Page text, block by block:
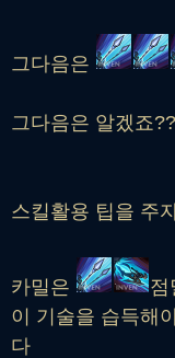
그다음은
그다음은 알겠죠??
스킬활용 팁을 주
카밀은
점
이 기술을 습득해
다